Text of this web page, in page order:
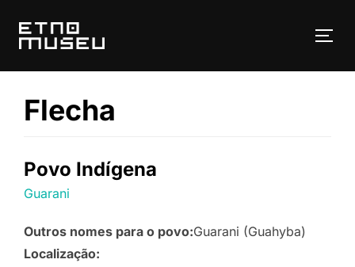
para
Flecha
Povo Indígena
Guarani
Outros nomes para o povo:Guarani (Guahyba)
Localização: